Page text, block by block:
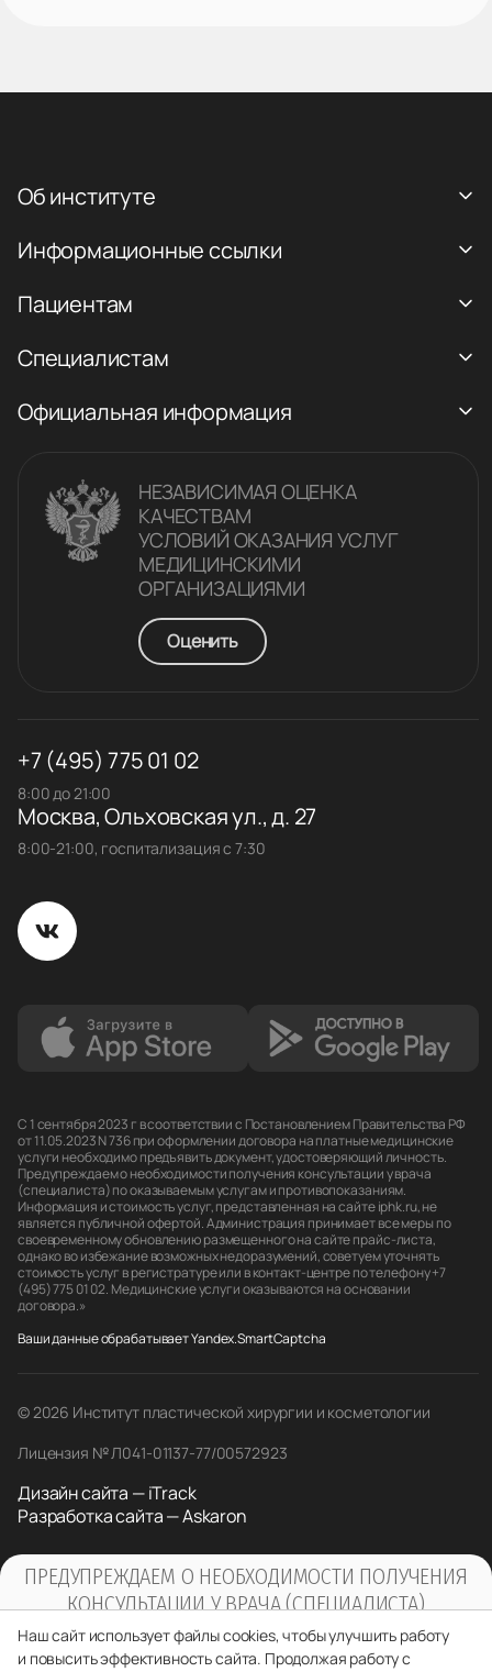
Об институте
Информационные ссылки
Пациентам
Специалистам
Официальная информация
НЕЗАВИСИМАЯ ОЦЕНКА
КАЧЕСТВАM
УСЛОВИЙ ОКАЗАНИЯ УСЛУГ
МЕДИЦИНСКИМИ
ОРГАНИЗАЦИЯМИ
Оценить
+7 (495) 775 01 02
8:00 до 21:00
Москва, Ольховская ул., д. 27
8:00-21:00, госпитализация с 7:30
С 1 сентября 2023 г в соответствии с Постановлением Правительства РФ
от 11.05.2023 N 736 при оформлении договора на платные медицинские
услуги необходимо предъявить документ, удостоверяющий личность.
Предупреждаем о необходимости получения консультации у врача
(специалиста) по оказываемым услугам и противопоказаниям.
Информация и стоимость услуг, представленная на сайте iphk.ru, не
является публичной офертой. Администрация принимает все меры по
своевременному обновлению размещенного на сайте прайс-листа,
однако во избежание возможных недоразумений, советуем уточнять
стоимость услуг в регистратуре или в контакт-центре по телефону +7
(495) 775 01 02. Медицинские услуги оказываются на основании
договора.»
Ваши данные обрабатывает Yandex.SmartCaptcha
© 2026 Институт пластической хирургии и косметологии
Лицензия № Л041-01137-77/00572923
Дизайн сайта — iTrack
Разработка сайта — Askaron
ПРЕДУПРЕЖДАЕМ О НЕОБХОДИМОСТИ ПОЛУЧЕНИЯ
КОНСУЛЬТАЦИИ У ВРАЧА (СПЕЦИАЛИСТА)
ПО ОКАЗЫВАЕМЫМ УСЛУГАМ И
ПРОТИВОПОКАЗАНИЯМ
Наш сайт использует файлы cookies, чтобы улучшить работу
и повысить эффективность сайта. Продолжая работу с